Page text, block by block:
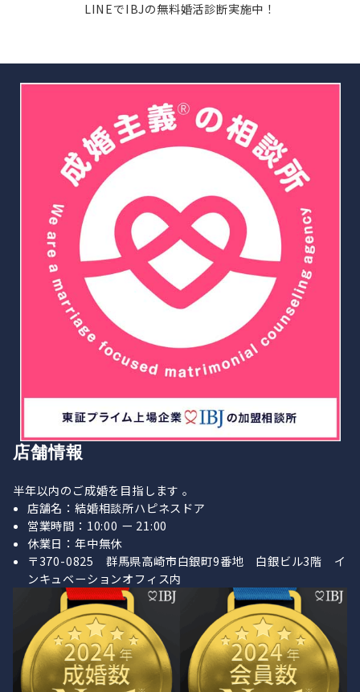
LINEでIBJの無料婚活診断実施中！
店舗情報
半年以内のご成婚を目指します 。
店舗名：結婚相談所ハピネスドア
営業時間：10:00 ー 21:00
休業日：年中無休
〒370-0825 群馬県高崎市白銀町9番地 白銀ビル3階 イ
ンキュベーションオフィス内